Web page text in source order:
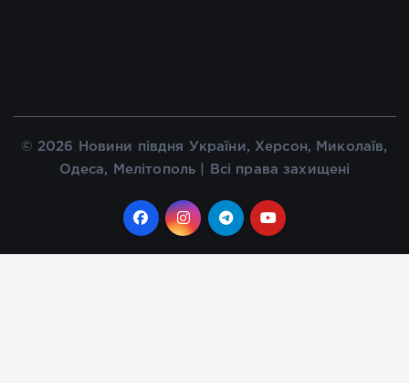
© 2026 Новини півдня України, Херсон, Миколаїв,
Одеса, Мелітополь | Всі права захищені